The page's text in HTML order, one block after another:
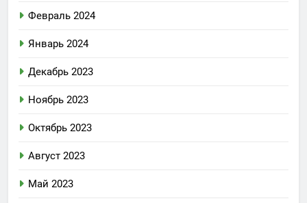
Февраль 2024
Январь 2024
Декабрь 2023
Ноябрь 2023
Октябрь 2023
Август 2023
Май 2023